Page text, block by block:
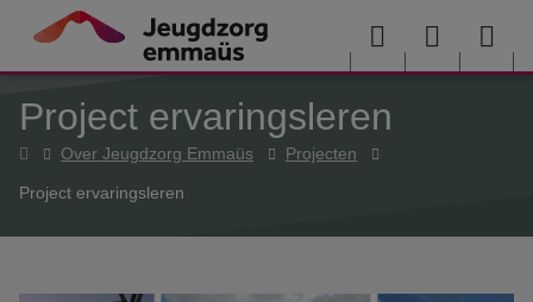
Overslaan en naar de inhoud gaan
Menu User
Project ervaringsleren
HomeOver Jeugdzorg Emmaüs Projecten
Project ervaringsleren